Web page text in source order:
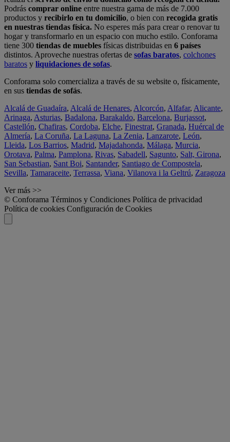
Podrás comprar online entre nuestra gama de más de 7.000
productos y recibirlo en tu domicilio, o bien con recogida gratis
en nuestras tiendas física. No esperes más para crear o renovar tu
hogar y transformarlo en un espacio con mucho estilo. Conforama
tiene 300 tiendas de muebles físicas distribuidas en 6 países
distintos. Aproveche nuestras ofertas de sofas baratos, colchones
baratos y liquidaciones de sofas.
Conforama solo comercializa a través de su website o, físicamente,
en sus tiendas de sofás.
Alcalá de Guadaíra, Alcalá de Henares, Alcorcón, Alfafar, Alicante,
Arinaga, Asturias, Badalona, Barakaldo, Barcelona, Burjassot,
Castellón, Chafiras, Cordoba, Elche, Finestrat, Granada, Huércal de
Almería, La Coruña, La Laguna, La Zenia, Lanzarote, León,
Lleida, Los Barrios, Madrid, Majadahonda, Málaga, Murcia,
Orotava, Palma, Pamplona, Rivas, Sabadell, Sagunto, Salt, Girona,
San Sebastian, Sant Boi, Santander, Santiago de Compostela,
Sevilla, Tamaraceite, Terrassa, Viana, Vilanova i la Geltrú, Zaragoza
Ver más >>
© Conforama Términos y Condiciones Política de privacidad
Política de cookies Configuración de Cookies